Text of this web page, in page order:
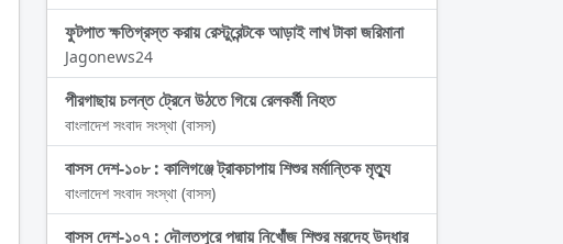
ফুটপাত ক্ষতিগ্রস্ত করায় রেস্টুরেন্টকে আড়াই লাখ টাকা জরিমানা
Jagonews24
পীরগাছায় চলন্ত ট্রেনে উঠতে গিয়ে রেলকর্মী নিহত
বাংলাদেশ সংবাদ সংস্থা (বাসস)
বাসস দেশ-১০৮ : কালিগঞ্জে ট্রাকচাপায় শিশুর মর্মান্তিক মৃত্যু
বাংলাদেশ সংবাদ সংস্থা (বাসস)
বাসস দেশ-১০৭ : দৌলতপুরে পদ্মায় নিখোঁজ শিশুর মরদেহ উদ্ধার